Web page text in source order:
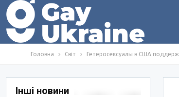
Головна Світ Гетеросексуалы в США
Інші новини